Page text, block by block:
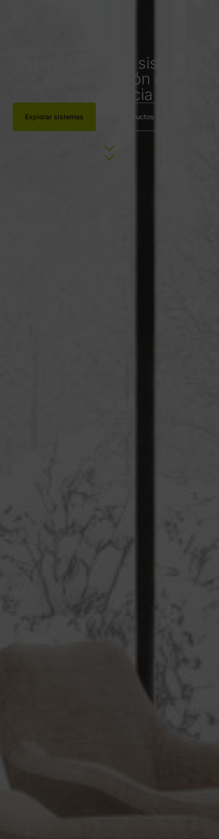
Especialistas en sistemas
de iluminación de
emergencia
Explorar sistemas Ver productos